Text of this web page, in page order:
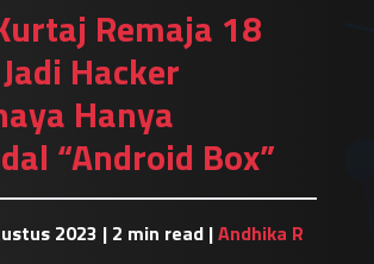
Remaja 18
Hacker
Hanya
“Android Box”
2023 | 2 min read |Andhika R